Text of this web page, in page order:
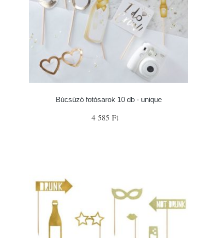
Búcsúzó fotósarok 10 db - unique
4 585 Ft